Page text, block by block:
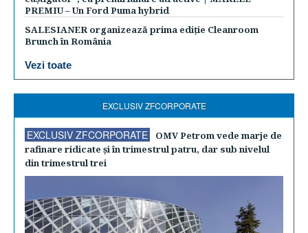
PREMIU – Un Ford Puma hybrid
SALESIANER organizează prima ediție Cleanroom
Brunch în România
Vezi toate
EXCLUSIV ZFCORPORATE
EXCLUSIV ZFCORPORATE
OMV Petrom vede marje de
rafinare ridicate şi în trimestrul patru, dar sub nivelul
din trimestrul trei